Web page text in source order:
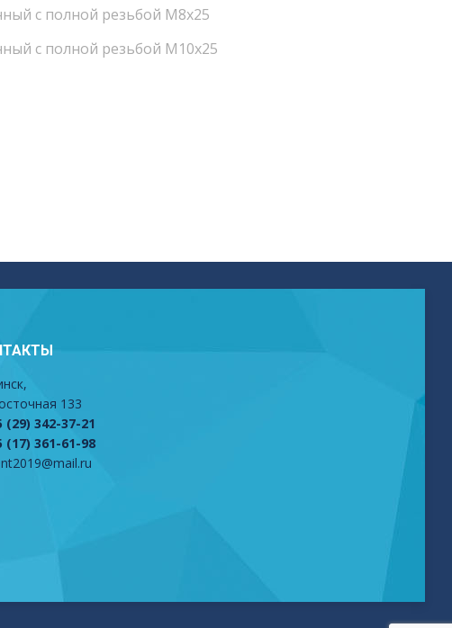
с полной резьбой M8х25
с полной резьбой M10х25
133
(29) 342-37-21
(17) 361-61-98